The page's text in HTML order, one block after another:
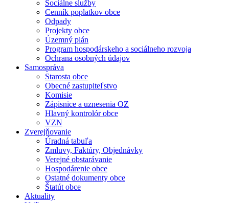
Sociálne služby
Cenník poplatkov obce
Odpady
Projekty obce
Územný plán
Program hospodárskeho a sociálneho rozvoja
Ochrana osobných údajov
Samospráva
Starosta obce
Obecné zastupiteľstvo
Komisie
Zápisnice a uznesenia OZ
Hlavný kontrolór obce
VZN
Zverejňovanie
Úradná tabuľa
Zmluvy, Faktúry, Objednávky
Verejné obstarávanie
Hospodárenie obce
Ostatné dokumenty obce
Štatút obce
Aktuality